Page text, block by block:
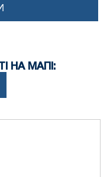
НА МАПІ: